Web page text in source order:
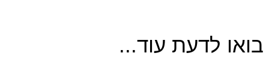
בואו לדעת עוד...